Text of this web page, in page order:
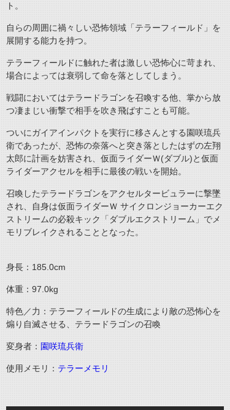
ト。
自らの周囲に禍々しい恐怖領域「テラーフィールド」を
展開する能力を持つ。
テラーフィールドに触れた者は激しい恐怖心に苛まれ、
場合によっては衰弱して命を落としてしまう。
戦闘においてはテラードラゴンを召喚する他、掌から放
つ凄まじい衝撃で相手を吹き飛ばすことも可能。
ついにガイアインパクトを実行に移さんとする園咲琉兵
衛であったが、恐怖の奈落へと突き落としたはずの左翔
太郎に計画を妨害され、仮面ライダーＷ(ダブル)と仮面
ライダーアクセルを相手に最後の戦いを開始。
召喚したテラードラゴンをアクセルタービュラーに撃墜
され、自身は仮面ライダーＷ サイクロンジョーカーエク
ストリームの必殺キック「ダブルエクストリーム」でメ
モリブレイクされることとなった。
身長：185.0cm
体重：97.0kg
特色／力：テラーフィールドの生成により敵の恐怖心を
煽り自滅させる、テラードラゴンの召喚
変身者： 園咲琉兵衛
使用メモリ： テラーメモリ